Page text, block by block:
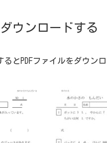
ウンロードする
とPDFファイルをダウン